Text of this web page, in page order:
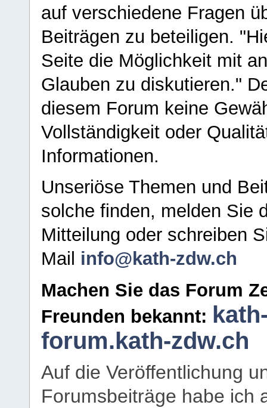
auf verschiedene Fragen
Beiträgen zu beteiligen.
Seite die Möglichkeit mit
Glauben zu diskutieren."
diesem Forum keine
Vollständigkeit oder
Informationen.
Unseriöse Themen und
solche finden, melden Sie
Mitteilung oder schreiben
Mail info@kath-zdw.ch
Machen Sie das Forum
Freunden bekannt:
forum.kath-zdw.ch
Auf die Veröffentlichung
Forumsbeiträge habe ich